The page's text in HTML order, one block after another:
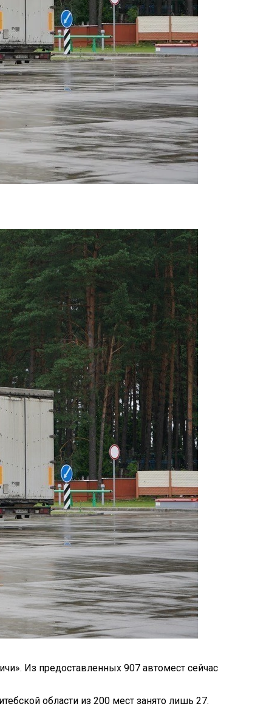
Из предоставленных 907 автомест сейчас
области из 200 мест занято лишь 27.